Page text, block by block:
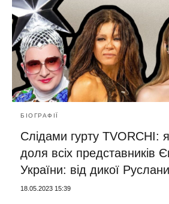
БІОГРАФІЇ
Слідами гурту TVORCHI:
доля всіх представників
України: від дикої
18.05.2023 15:39